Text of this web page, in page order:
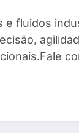
fluidos